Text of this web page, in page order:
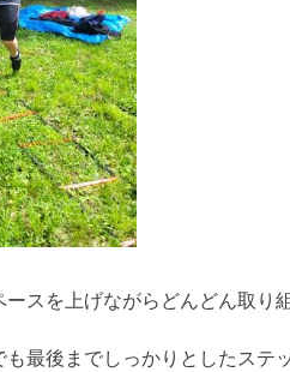
スを上げながらどんどん取り
最後までしっかりとしたステ